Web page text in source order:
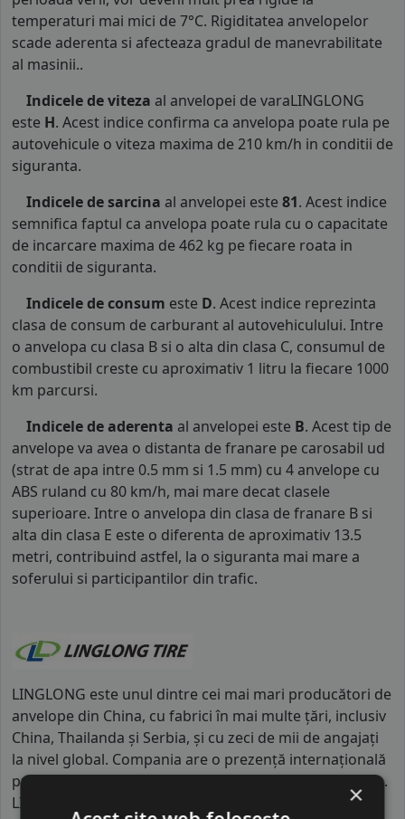
temperaturi mai mici de 7°C. Rigiditatea anvelopelor
scade aderenta si afecteaza gradul de manevrabilitate
al masinii..
Indicele de viteza al anvelopei de varaLINGLONG
este H. Acest indice confirma ca anvelopa poate rula pe
autovehicule o viteza maxima de 210 km/h in conditii de
siguranta.
Indicele de sarcina al anvelopei este 81. Acest indice
semnifica faptul ca anvelopa poate rula cu o capacitate
de incarcare maxima de 462 kg pe fiecare roata in
conditii de siguranta.
Indicele de consum este D. Acest indice reprezinta
clasa de consum de carburant al autovehiculului. Intre
o anvelopa cu clasa B si o alta din clasa C, consumul de
combustibil creste cu aproximativ 1 litru la fiecare 1000
km parcursi.
Indicele de aderenta al anvelopei este B. Acest tip de
anvelope va avea o distanta de franare pe carosabil ud
(strat de apa intre 0.5 mm si 1.5 mm) cu 4 anvelope cu
ABS ruland cu 80 km/h, mai mare decat clasele
superioare. Intre o anvelopa din clasa de franare B si
alta din clasa E este o diferenta de aproximativ 13.5
metri, contribuind astfel, la o siguranta mai mare a
soferului si participantilor din trafic.
LINGLONG este unul dintre cei mai mari producători de
anvelope din China, cu fabrici în mai multe țări, inclusiv
China, Thailanda și Serbia, și cu zeci de mii de angajați
la nivel global. Compania are o prezență internațională
puternică și investește masiv în cercetare și dezvoltare.
LINGLONG se diferențiază prin capacitatea industrială
×